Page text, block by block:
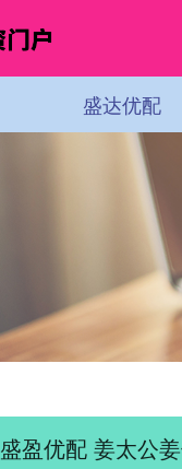
盛达优配
盛盈优配 姜太公